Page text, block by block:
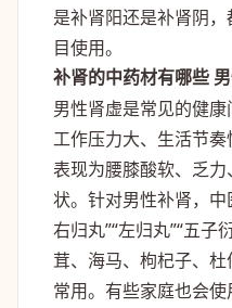
是补肾阳还是补肾阴
目使用。
补肾的中药材有哪些
男性肾虚是常见的健
工作压力大、生活节
表现为腰膝酸软、乏
状。针对男性补肾，中
右归丸”“左归丸”“五子
茸、海马、枸杞子、
常用。有些家庭也会